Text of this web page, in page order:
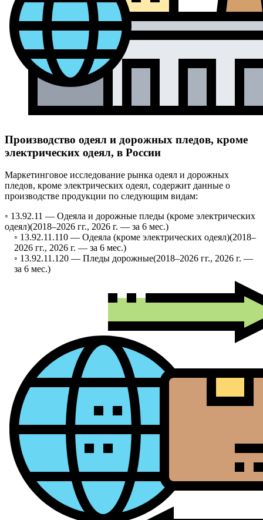
Производство одеял и дорожных пледов, кроме
электрических одеял, в России
Маркетинговое исследование рынка одеял и дорожных
пледов, кроме электрических одеял, содержит данные о
производстве продукции по следующим видам:
◦ 13.92.11 — Одеяла и дорожные пледы (кроме электрических
одеял)(2018–2026 гг., 2026 г. — за 6 мес.)
◦ 13.92.11.110 — Одеяла (кроме электрических одеял)(2018–
2026 гг., 2026 г. — за 6 мес.)
◦ 13.92.11.120 — Пледы дорожные(2018–2026 гг., 2026 г. —
за 6 мес.)